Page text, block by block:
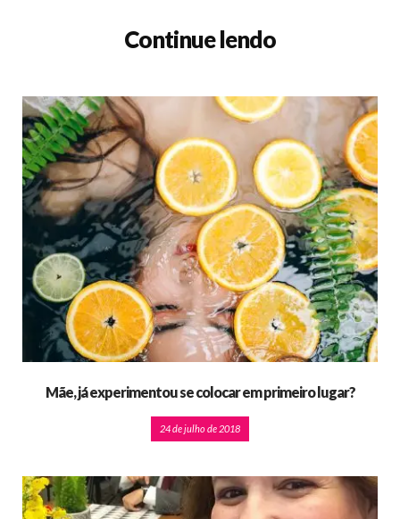
Continue lendo
Mãe, já experimentou se colocar em primeiro lugar?
24 de julho de 2018